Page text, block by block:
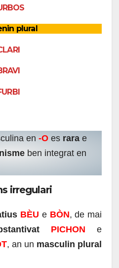
plural
en -O es rara e
ben integrat en
irregulari
BÈU e BÒN, de mai
PICHON e
, an un masculin plural